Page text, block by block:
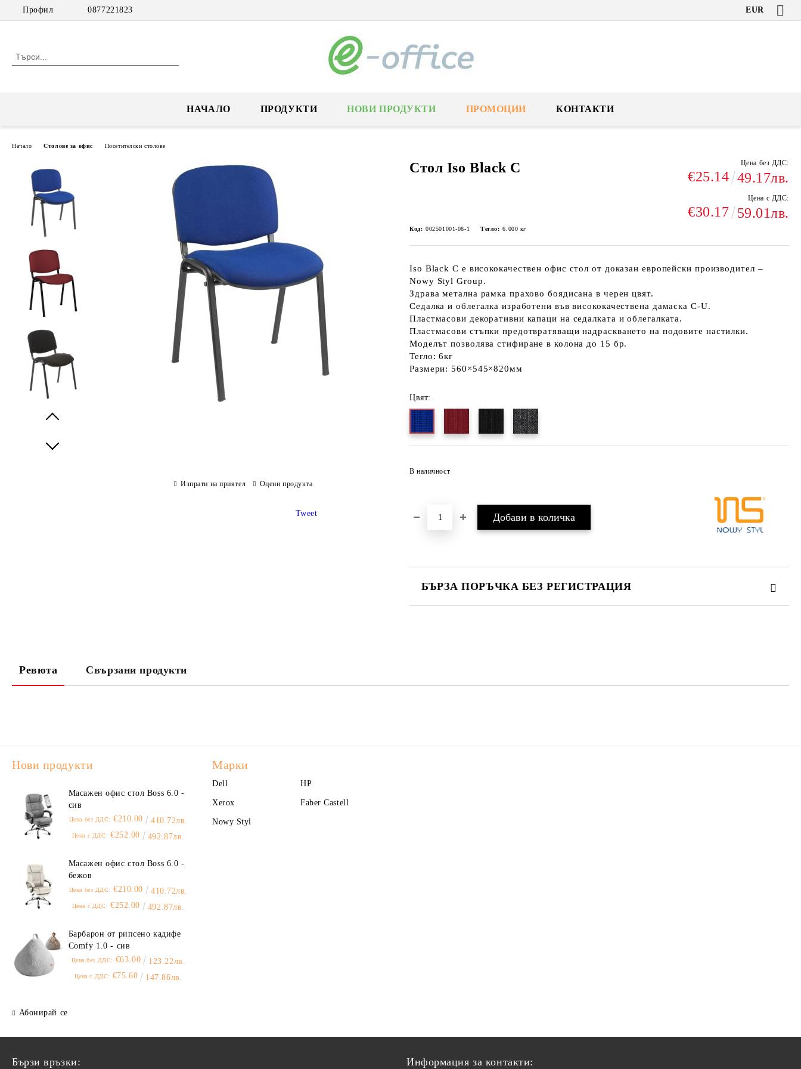
Профил 0877221823 EUR
НАЧАЛО ПРОДУКТИ НОВИ ПРОДУКТИ ПРОМОЦИИ КОНТАКТИ
Начало Столове за офис Посетителски столове
Стол Iso Black C Цена без ДДС:
€25.14 49.17лв.
Цена с ДДС:
€30.17 59.01лв.
Код: 002501001-08-1 Тегло: 6.000 кг
Iso Black C е висококачествен офис стол от доказан европейски производител –
Nowy Styl Group.
Здрава метална рамка прахово боядисана в черен цвят.
Седалка и облегалка изработени във висококачествена дамаска C-U.
Пластмасови декоративни капаци на седалката и облегалката.
Пластмасови стъпки предотвратяващи надраскването на подовите настилки.
Моделът позволява стифиране в колона до 15 бр.
Тегло: 6кг
Размери: 560×545×820мм
Цвят:
В наличност
БЪРЗА ПОРЪЧКА БЕЗ РЕГИСТРАЦИЯ
Изпрати на приятел Оцени продукта
Tweet
Ревюта Свързани продукти
Нови продукти
Масажен офис стол Boss 6.0 -
сив
Цена без ДДС: €210.00 410.72лв.
Цена с ДДС: €252.00 492.87лв.
Масажен офис стол Boss 6.0 -
бежов
Цена без ДДС: €210.00 410.72лв.
Цена с ДДС: €252.00 492.87лв.
Барбарон от рипсено кадифе
Comfy 1.0 - сив
Цена без ДДС: €63.00 123.22лв.
Цена с ДДС: €75.60 147.86лв.
Абонирай се
Марки
Dell HP
Xerox Faber Castell
Nowy Styl
Бързи връзки: Информация за контакти: